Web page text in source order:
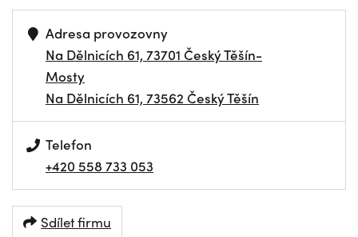
Adresa provozovny
Na Dělnicích 61, 73701 Český Těšín-
Mosty
Na Dělnicích 61, 73562 Český Těšín
Telefon
+420 558 733 053
Sdílet firmu